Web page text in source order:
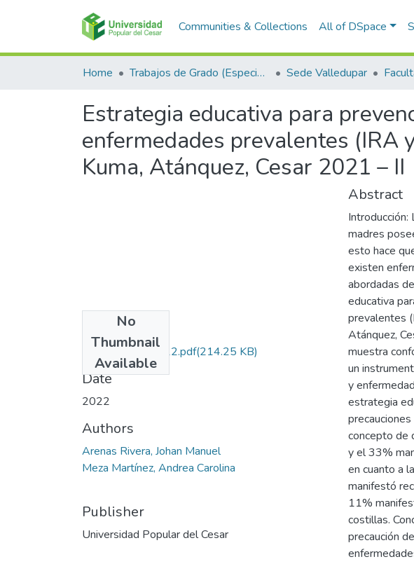
Communities & Collections All of DSpace
Home Trabajos de Grado (Especializaciones y Pregrados) Sede Valledupar
Estrategia educativa para
enfermedades prevalentes (IRA
Kuma, Atánquez, Cesar 2021 – II
No
Thumbnail
Available
ArenasRivera.2022.pdf(214.25 KB)
Date
2022
Authors
Arenas Rivera, Johan Manuel
Meza Martínez, Andrea Carolina
Publisher
Universidad Popular del Cesar
Abstract
Introducción:
madres
esto hace
existen
abordadas
educativa
prevalentes
Atánquez,
muestra
un
y
estrategia
concepto de
y el 33%
en cuanto a
manifestó
11%
costillas.
precaución